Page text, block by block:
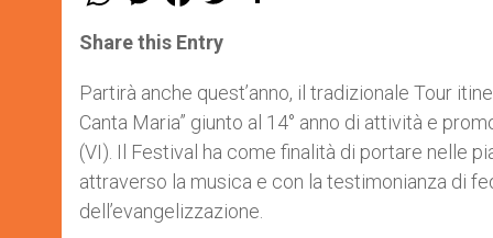
t
s
p
p
s
e
g
e
r
e
b
o
k
r
Share this Entry
Partirà anche quest’anno, il tradizionale Tour
Canta Maria” giunto al 14° anno di attività e
(VI). Il Festival ha come finalità di portare nelle
attraverso la musica e con la testimonianza di
dell’evangelizzazione.